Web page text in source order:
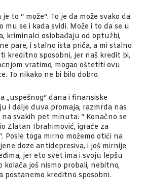
to “ može“. To je da može svako da
mu se i kada svidi. Može i to da se u
kriminalci oslobađaju od optužbi,
pare, i stalno ista priča, a mi stalno
kreditno sposobni, jer naš kredit bi,
vratimo, mogao oštetiti ovu
To nikako ne bi bilo dobro.
„uspešnog“ dana i finansiske
i dalje duva promaja, razmrda nas
svakih pet minuta: “ Konačno se
Zlatan Ibrahimović, igraće za
Posle toga mirno možemo otići na
doze antidepresiva, i još mirnije
jer eto svet ima i svoju lepšu
još nismo probali, nebitno,
postanemo kreditno sposobni.